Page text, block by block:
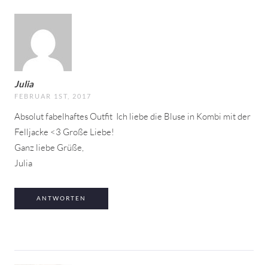
Julia
FEBRUAR 1ST, 2017
Absolut fabelhaftes Outfit Ich liebe die Bluse in Kombi mit der
Felljacke <3 Große Liebe!
Ganz liebe Grüße,
Julia
ANTWORTEN